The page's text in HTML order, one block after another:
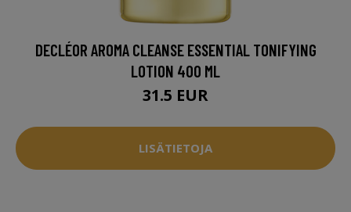
DECLÉOR AROMA CLEANSE ESSENTIAL TONIFYING
LOTION 400 ML
31.5 EUR
LISÄTIETOJA